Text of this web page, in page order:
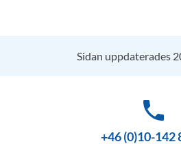
Sidan uppdaterades
phone
+46 (0)10-142